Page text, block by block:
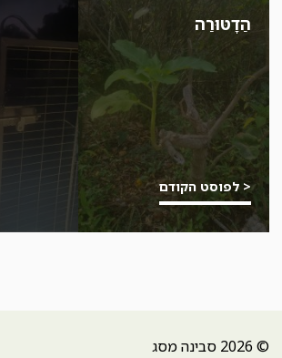
הַדָטּוּרַה
< לפוסט הקודם
© 2026 סבינה מסג